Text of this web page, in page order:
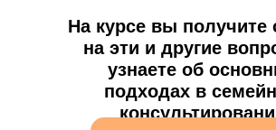
На курсе вы получите
на эти и другие
узнаете об
подходах в